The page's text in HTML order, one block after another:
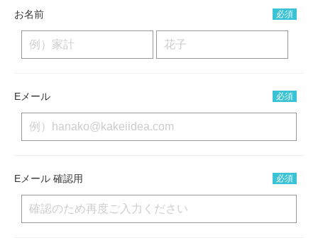
お名前 必須
Eメール 必須
Eメール 確認用 必須